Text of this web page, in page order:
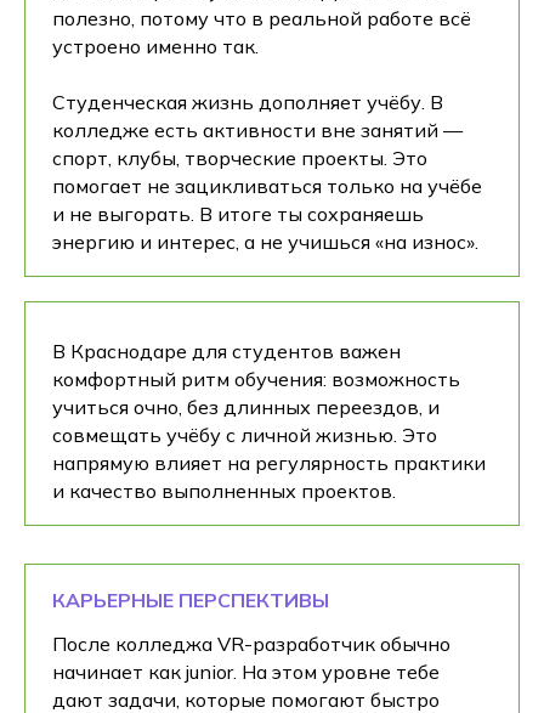
полезно, потому что в реальной работе всё
устроено именно так.
Студенческая жизнь дополняет учёбу. В
колледже есть активности вне занятий —
спорт, клубы, творческие проекты. Это
помогает не зацикливаться только на учёбе
и не выгорать. В итоге ты сохраняешь
энергию и интерес, а не учишься «на износ».
В Краснодаре для студентов важен
комфортный ритм обучения: возможность
учиться очно, без длинных переездов, и
совмещать учёбу с личной жизнью. Это
напрямую влияет на регулярность практики
и качество выполненных проектов.
КАРЬЕРНЫЕ ПЕРСПЕКТИВЫ
После колледжа VR-разработчик обычно
начинает как junior. На этом уровне тебе
дают задачи, которые помогают быстро